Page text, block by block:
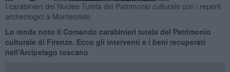
I carabinieri del Nucleo Tutela del Patrimonio culturale con i reperti
archeologici a Montecristo
Lo rende noto il Comando carabinieri tutela del Patrimonio
culturale di Firenze. Ecco gli interventi e i beni recuperati
nell'Arcipelago toscano